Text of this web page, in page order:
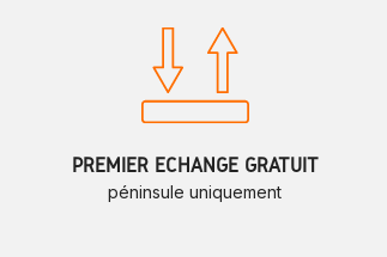
PREMIER ÉCHANGE GRATUIT
péninsule uniquement